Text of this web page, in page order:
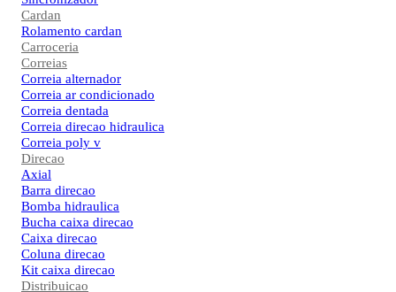
Cardan
Rolamento cardan
Carroceria
Correias
Correia alternador
Correia ar condicionado
Correia dentada
Correia direcao hidraulica
Correia poly v
Direcao
Axial
Barra direcao
Bomba hidraulica
Bucha caixa direcao
Caixa direcao
Coluna direcao
Kit caixa direcao
Distribuicao